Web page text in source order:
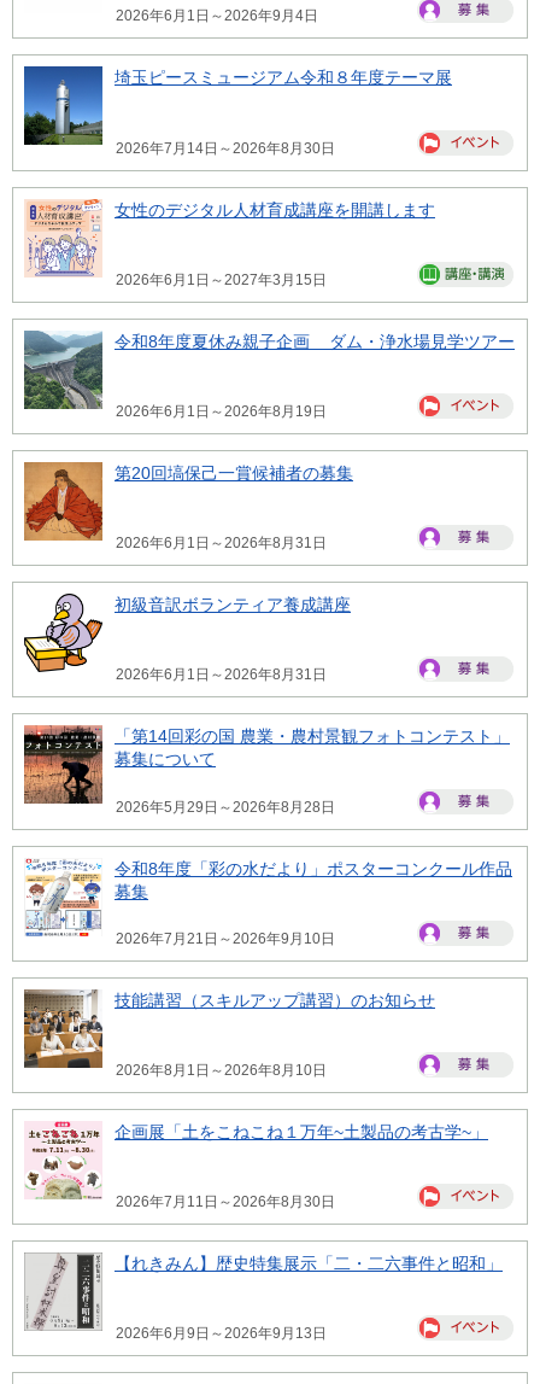
2026年6月1日～2026年9月4日
埼玉ピースミュージアム令和８年度テーマ展
2026年7月14日～2026年8月30日
女性のデジタル人材育成講座を開講します
2026年6月1日～2027年3月15日
令和8年度夏休み親子企画 ダム・浄水場見学ツアー
2026年6月1日～2026年8月19日
第20回塙保己一賞候補者の募集
2026年6月1日～2026年8月31日
初級音訳ボランティア養成講座
2026年6月1日～2026年8月31日
「第14回彩の国 農業・農村景観フォトコンテスト」
募集について
2026年5月29日～2026年8月28日
令和8年度「彩の水だより」ポスターコンクール作品
募集
2026年7月21日～2026年9月10日
技能講習（スキルアップ講習）のお知らせ
2026年8月1日～2026年8月10日
企画展「土をこねこね１万年~土製品の考古学~」
2026年7月11日～2026年8月30日
【れきみん】歴史特集展示「二・二六事件と昭和」
2026年6月9日～2026年9月13日